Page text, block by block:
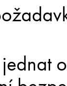
jednat